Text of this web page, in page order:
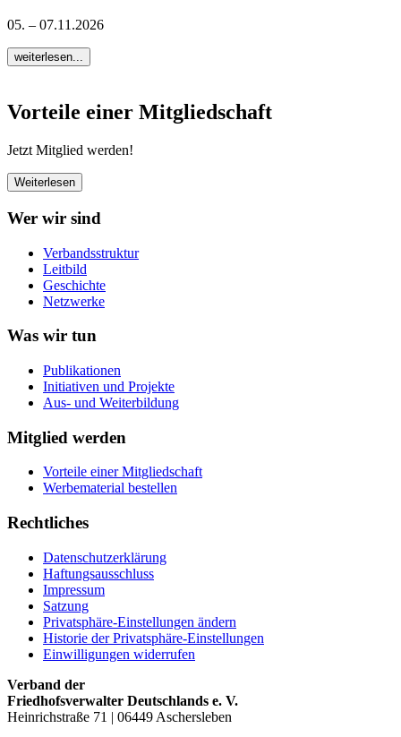
05. – 07.11.2026
weiterlesen...
Vorteile einer Mitgliedschaft
Jetzt Mitglied werden!
Weiterlesen
Wer wir sind
Verbandsstruktur
Leitbild
Geschichte
Netzwerke
Was wir tun
Publikationen
Initiativen und Projekte
Aus- und Weiterbildung
Mitglied werden
Vorteile einer Mitgliedschaft
Werbematerial bestellen
Rechtliches
Datenschutzerklärung
Haftungsausschluss
Impressum
Satzung
Privatsphäre-Einstellungen ändern
Historie der Privatsphäre-Einstellungen
Einwilligungen widerrufen
Verband der
Friedhofsverwalter Deutschlands e. V.
Heinrichstraße 71 | 06449 Aschersleben